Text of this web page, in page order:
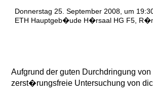
Donnerstag 25. September 2008, um
ETH Hauptgeb�ude H�rsaal HG F5,
Aufgrund der guten Durchdringung
zerst�rungsfreie Untersuchung von